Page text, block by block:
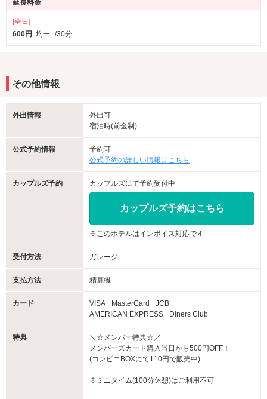
延長料金
[全日]
600円 均一 /30分
その他情報
外出情報
外出可
宿泊時(前金制)
公式予約情報
予約可
公式予約の詳しい情報はこちら
カップルズ予約 カップルズにて予約受付中
カップルズ予約はこちら
※このホテルはインボイス対応です
受付方法 ガレージ
支払方法 精算機
カード VISA MasterCard
JCB
AMERICAN EXPRESS
Diners Club
特典
＼☆メンバー特典☆／
メンバーズカード購入当日から500円OFF！
(コンビニBOXにて110円で販売中)
※ミニタイム(100分休憩)はご利用不可